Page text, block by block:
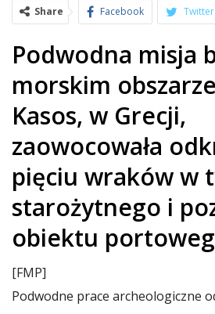
Share Facebook Twitter
Podwodna misja
morskim
Kasos, w Grecji,
zaowocowała
pięciu wraków w
starożytnego i
obiektu
[FMP]
Podwodne prace archeologiczne